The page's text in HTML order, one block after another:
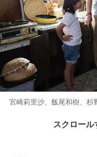
宮崎莉里沙、飯尾和樹、
スクロー